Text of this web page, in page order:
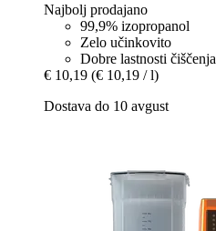
Najbolj prodajano
99,9% izopropanol
Zelo učinkovito
Dobre lastnosti čiščenja
€ 10,19 (€ 10,19 / l)
Dostava do 10 avgust